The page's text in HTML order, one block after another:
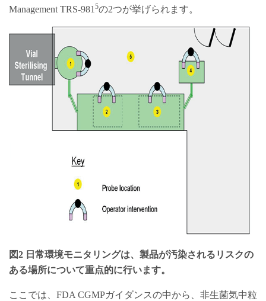
Management TRS-981 5の2つが挙げられます。
図2 日常環境モニタリングは、製品が汚染されるリスクの
ある場所について重点的に行います。
ここでは、FDA CGMPガイダンスの中から、非生菌気中粒